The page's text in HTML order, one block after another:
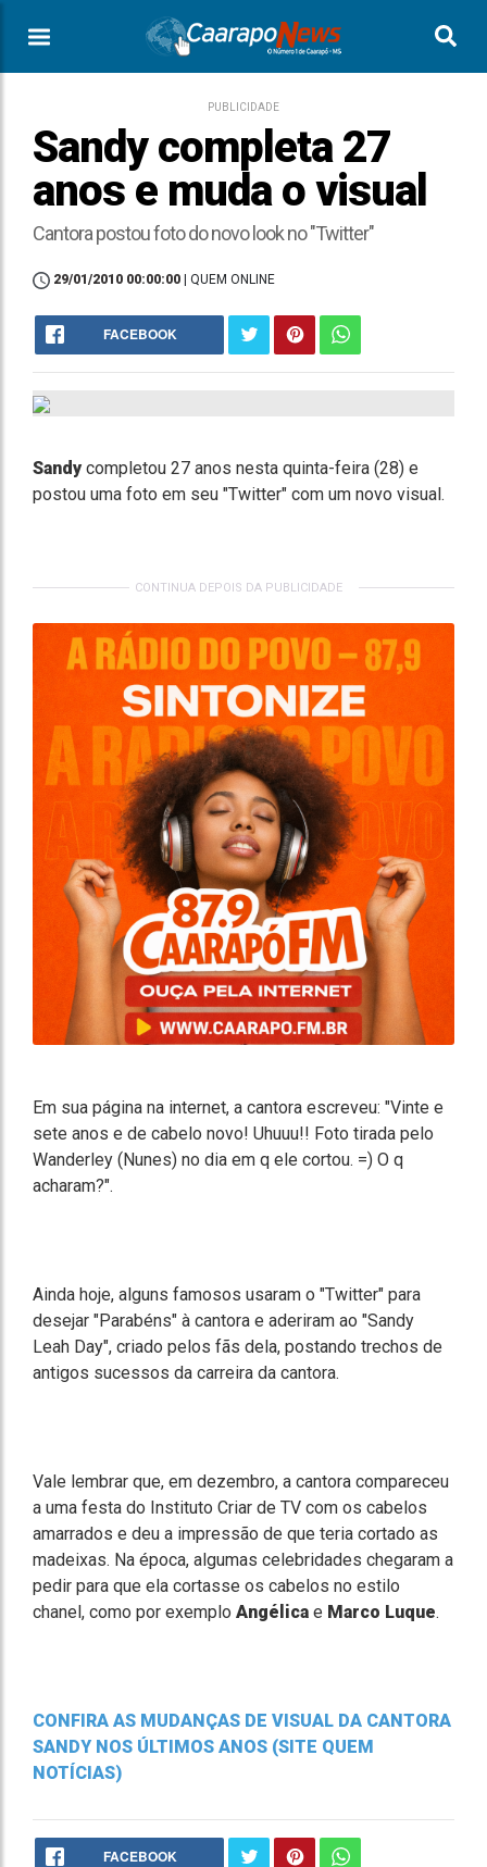
PUBLICIDADE
Sandy completa 27
anos e muda o visual
Cantora postou foto do novo look no "Twitter"
29/01/2010 00:00:00 | QUEM ONLINE
FACEBOOK
Sandy completou 27 anos nesta quinta-feira (28) e
postou uma foto em seu "Twitter" com um novo visual.
CONTINUA DEPOIS DA PUBLICIDADE
Em sua página na internet, a cantora escreveu: "Vinte e
sete anos e de cabelo novo! Uhuuu!! Foto tirada pelo
Wanderley (Nunes) no dia em q ele cortou. =) O q
acharam?".
Ainda hoje, alguns famosos usaram o "Twitter" para
desejar "Parabéns" à cantora e aderiram ao "Sandy
Leah Day", criado pelos fãs dela, postando trechos de
antigos sucessos da carreira da cantora.
Vale lembrar que, em dezembro, a cantora compareceu
a uma festa do Instituto Criar de TV com os cabelos
amarrados e deu a impressão de que teria cortado as
madeixas. Na época, algumas celebridades chegaram a
pedir para que ela cortasse os cabelos no estilo
chanel, como por exemplo Angélica e Marco Luque.
CONFIRA AS MUDANÇAS DE VISUAL DA CANTORA
SANDY NOS ÚLTIMOS ANOS (SITE QUEM
NOTÍCIAS)
FACEBOOK